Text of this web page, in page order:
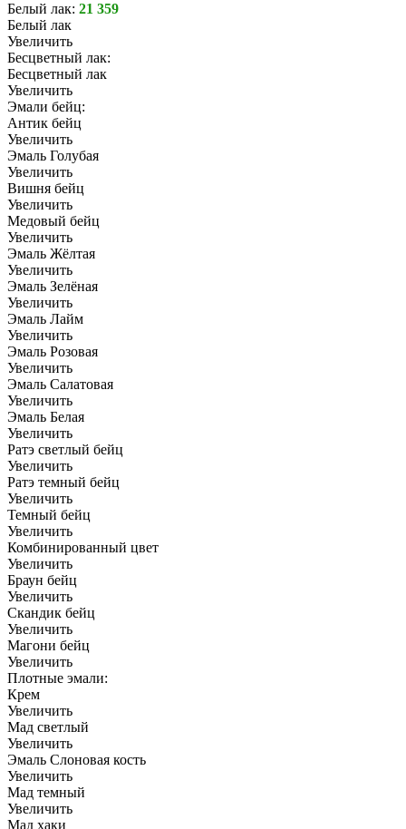
Белый лак: 21 359
Белый лак
Увеличить
Бесцветный лак:
Бесцветный лак
Увеличить
Эмали бейц:
Антик бейц
Увеличить
Эмаль Голубая
Увеличить
Вишня бейц
Увеличить
Медовый бейц
Увеличить
Эмаль Жёлтая
Увеличить
Эмаль Зелёная
Увеличить
Эмаль Лайм
Увеличить
Эмаль Розовая
Увеличить
Эмаль Салатовая
Увеличить
Эмаль Белая
Увеличить
Ратэ светлый бейц
Увеличить
Ратэ темный бейц
Увеличить
Темный бейц
Увеличить
Комбинированный цвет
Увеличить
Браун бейц
Увеличить
Скандик бейц
Увеличить
Магони бейц
Увеличить
Плотные эмали:
Крем
Увеличить
Мад светлый
Увеличить
Эмаль Слоновая кость
Увеличить
Мад темный
Увеличить
Мад хаки